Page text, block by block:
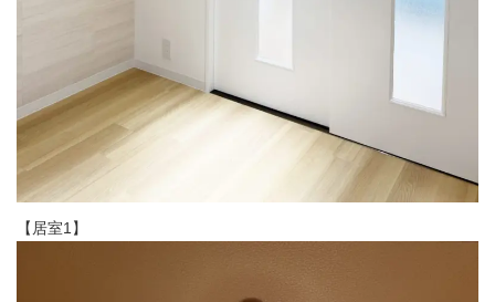
【居室1】